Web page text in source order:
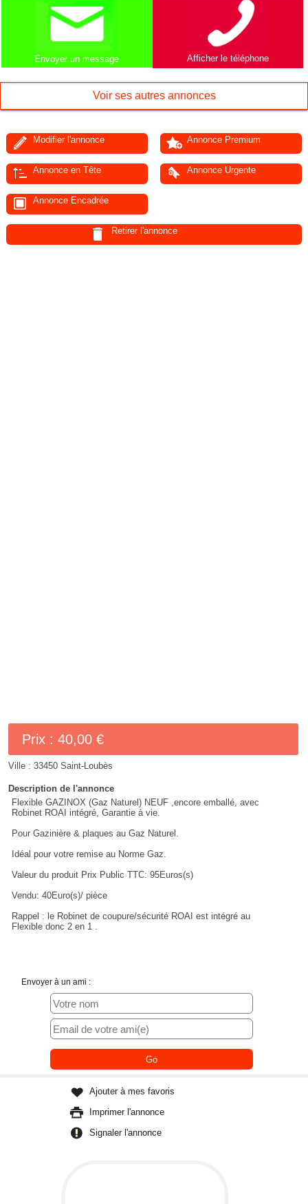
Envoyer un message Afficher le téléphone
Voir ses autres annonces
Modifier l'annonce Annonce Premium
Annonce en Tête Annonce Urgente
Annonce Encadrée
Retirer l'annonce
Prix : 40,00 €
Ville :33450 Saint-Loubès
Description de l'annonce
Flexible GAZINOX (Gaz Naturel) NEUF ,encore emballé, avec
Robinet ROAI intégré, Garantie à vie.
Pour Gazinière & plaques au Gaz Naturel.
Idéal pour votre remise au Norme Gaz.
Valeur du produit Prix Public TTC: 95Euros(s)
Vendu: 40Euro(s)/ pièce
Rappel : le Robinet de coupure/sécurité ROAI est intégré au
Flexible donc 2 en 1 .
Envoyer à un ami :
Ajouter à mes favoris
Imprimer l'annonce
Signaler l'annonce